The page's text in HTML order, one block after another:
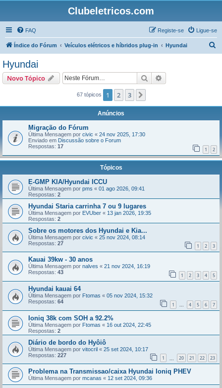
Clubeletricos.com
FAQ Ligue-se
Registe-se
Índice do Fórum Veículos elétricos e híbridos plug-in Hyundai
Hyundai
Novo Tópico Pesquisar
67 tópicos 1 2 3
Anúncios
Migração do Fórum
Última Mensagem por civic « 24 nov 2025, 17:30
Enviado em Discussão sobre o Forum
Respostas: 17 1 2
Tópicos
E-GMP KIA/Hyundai ICCU
Última Mensagem por pms « 01 ago 2026, 09:41
Respostas: 2
Hyundai Staria carrinha 7 ou 9 lugares
Última Mensagem por EVUber « 13 jan 2026, 19:35
Respostas: 2
Sobre os motores dos Hyundai e Kia...
Última Mensagem por civic « 25 nov 2024, 08:14
Respostas: 27 1 2 3
Kauai 39kw - 30 anos
Última Mensagem por nalves « 21 nov 2024, 16:19
Respostas: 43 1 2 3 4 5
Hyundai kauai 64
Última Mensagem por Ftomas « 05 nov 2024, 15:32
Respostas: 64 1 ... 4 5 6 7
Ioniq 38k com SOH a 92.2%
Última Mensagem por Ftomas « 16 out 2024, 22:45
Respostas: 2
Diário de bordo do Hyôiô
Última Mensagem por vitocril « 25 set 2024, 10:17
Respostas: 227 1 20 21 22 23
Problema na Transmissao/caixa Hyundai Ioniq PHEV
Última Mensagem por mcanas « 12 set 2024, 09:36